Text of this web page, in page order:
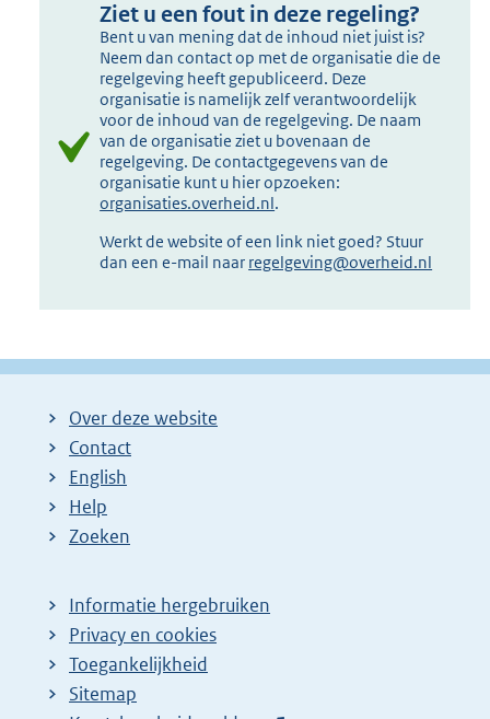
Ziet u een fout in deze regeling?
Bent u van mening dat de inhoud niet juist is?
Neem dan contact op met de organisatie die de
regelgeving heeft gepubliceerd. Deze
organisatie is namelijk zelf verantwoordelijk
voor de inhoud van de regelgeving. De naam
van de organisatie ziet u bovenaan de
regelgeving. De contactgegevens van de
organisatie kunt u hier opzoeken:
organisaties.overheid.nl.
Werkt de website of een link niet goed? Stuur
dan een e-mail naar regelgeving@overheid.nl
Over deze website
Contact
English
Help
Zoeken
Informatie hergebruiken
Privacy en cookies
Toegankelijkheid
Sitemap